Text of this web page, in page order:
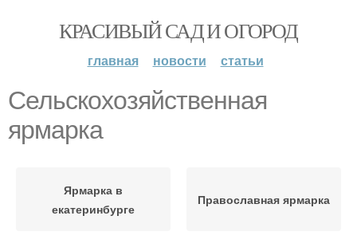
КРАСИВЫЙ САД И ОГОРОД
главная новости статьи
Сельскохозяйственная
ярмарка
Ярмарка в
екатеринбурге
Православная ярмарка